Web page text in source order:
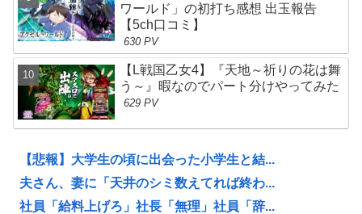
ワールド」の初打ち感想 出玉報告
【5ch口コミ】
630 PV
【L戦国乙女4】『天地～祈りの花は舞
う～』暇なのでパート分けやってみた
629 PV
【悲報】大学生の頃に出会った小学生と結...
夫さん、妻に「天井のシミ数えてれば終わ...
社員「給料上げろ」社長「無理」社員「辞...